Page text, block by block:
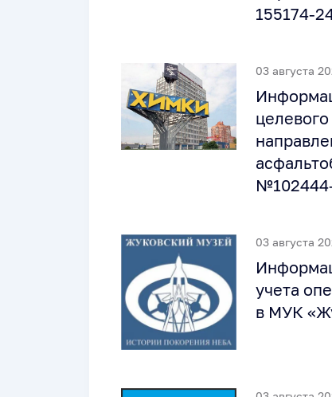
155174-
03 августа
03 августа
учета
в МУК